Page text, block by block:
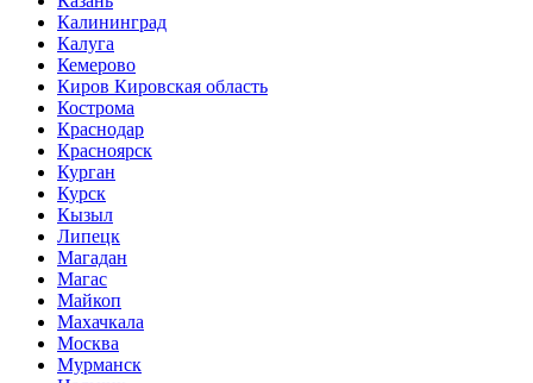
Калининград
Калуга
Кемерово
Киров Кировская область
Кострома
Краснодар
Красноярск
Курган
Курск
Кызыл
Липецк
Магадан
Магас
Майкоп
Махачкала
Москва
Мурманск